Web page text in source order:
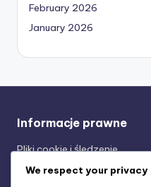
February 2026
January 2026
Informacje prawne
Pliki cookie i śledzenie
Umowa użytkownika
We respect your privacy